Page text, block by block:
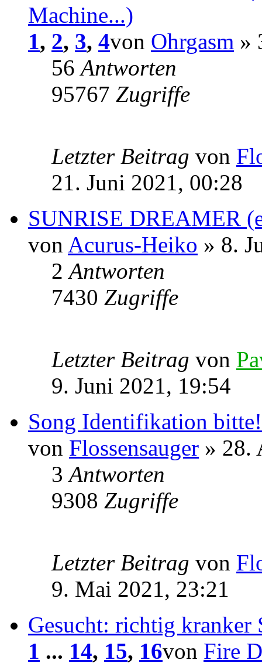
Machine...)
1, 2, 3, 4von Ohrgasm »
56Antworten
95767 Zugriffe
Letzter Beitrag von
21. Juni 2021, 00:28
SUNRISE DREAMER
von Acurus-Heiko » 8.
2Antworten
7430 Zugriffe
Letzter Beitrag von
9. Juni 2021, 19:54
Song Identifikation bitte!
von Flossensauger » 28.
3Antworten
9308 Zugriffe
Letzter Beitrag von
9. Mai 2021, 23:21
Gesucht: richtig kranker
1 ... 14, 15, 16von Fire